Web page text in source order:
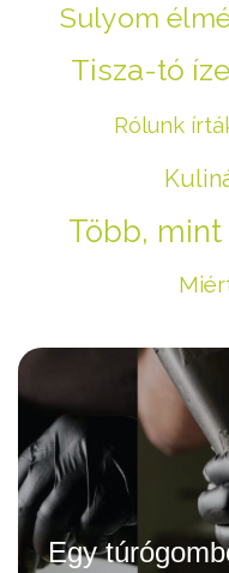
Sulyom
Tisza-tó
Rólunk
Több,
Egy